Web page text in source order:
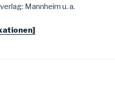
Mannheim u. a.